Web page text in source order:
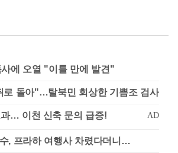
에 오열 "이틀 만에 발견"
로 돌아"…탈북민 회상한 기쁨조 검사
, 프라하 여행사 차렸다더니…